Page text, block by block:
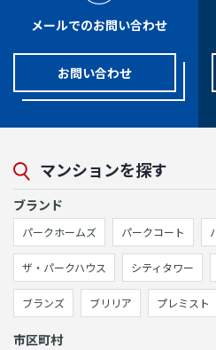
メールでのお問い合わせ
お問い合わせ
マンションを探す
ブランド
パークホームズ パークコート
ザ・パークハウス シティタワー
ブランズ ブリリア プレミスト
市区町村